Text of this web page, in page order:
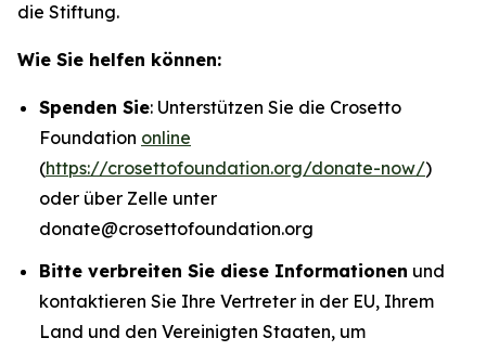
die Stiftung.
Wie Sie helfen können:
Spenden Sie: Unterstützen Sie die Crosetto
Foundation online
(https://crosettofoundation.org/donate-now/)
oder über Zelle unter
donate@crosettofoundation.org
Bitte verbreiten Sie diese Informationen und
kontaktieren Sie Ihre Vertreter in der EU, Ihrem
Land und den Vereinigten Staaten, um